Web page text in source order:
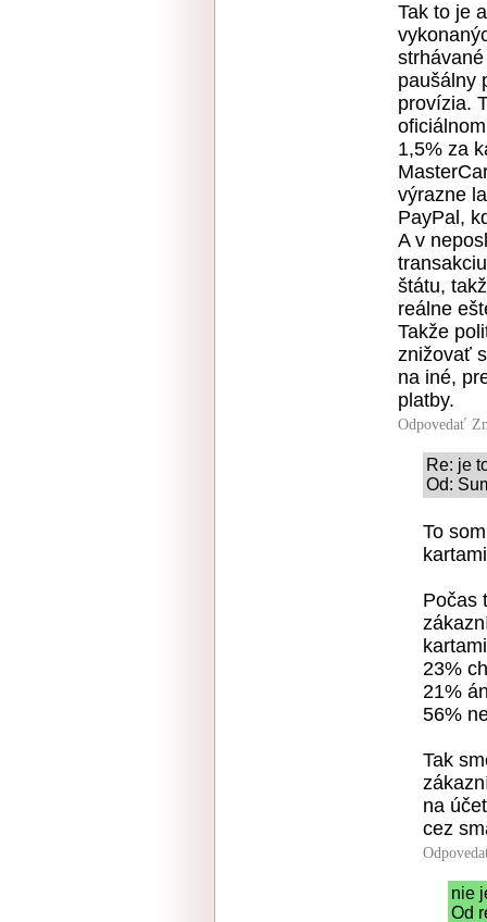
Tak to je
paušálny
provízia.
1,5% za
výrazne
PayPal,
A v
štátu,
reálne
Takže
znižovať
na iné,
platby.
Odpovedať
Re: je
Od:
To
Počas
23%
21%
56%
Tak
na
cez
nie
Od